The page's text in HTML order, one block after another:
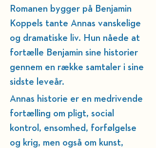
Romanen bygger på Benjamin
Koppels tante Annas vanskelige
og dramatiske liv. Hun nåede at
fortælle Benjamin sine historier
gennem en række samtaler i sine
sidste leveår.
Annas historie er en medrivende
fortælling om pligt, social
kontrol, ensomhed, forfølgelse
og krig, men også om kunst,